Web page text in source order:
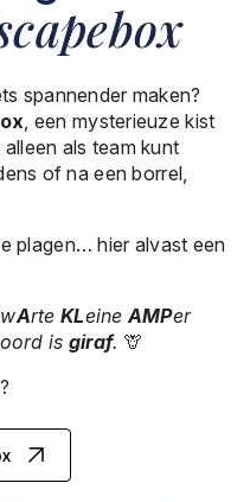
spannender maken?
, een mysterieuze kist
als team kunt
of na een borrel,
plagen… hier alvast een
wArte KLeine AMPer
is giraf. 🦒